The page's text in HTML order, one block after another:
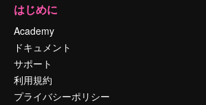
はじめに
Academy
ドキュメント
サポート
利用規約
プライバシーポリシー